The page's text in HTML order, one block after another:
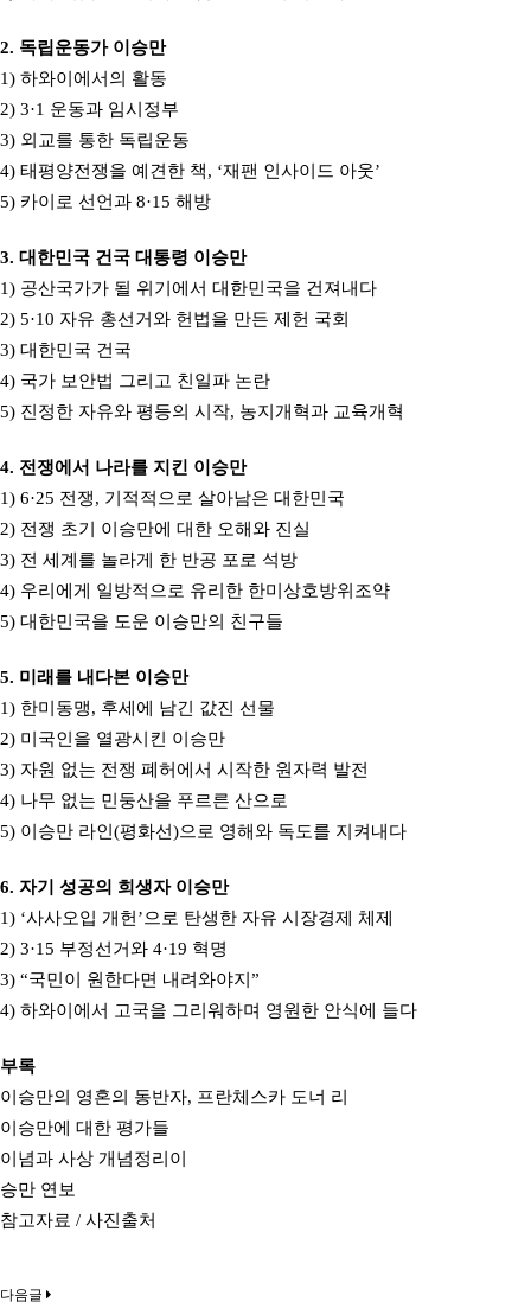
2. 독립운동가 이승만
1) 하와이에서의 활동
2) 3·1 운동과 임시정부
3) 외교를 통한 독립운동
4) 태평양전쟁을 예견한 책, ‘재팬 인사이드 아웃’
5) 카이로 선언과 8·15 해방
3. 대한민국 건국 대통령 이승만
1) 공산국가가 될 위기에서 대한민국을 건져내다
2) 5·10 자유 총선거와 헌법을 만든 제헌 국회
3) 대한민국 건국
4) 국가 보안법 그리고 친일파 논란
5) 진정한 자유와 평등의 시작, 농지개혁과 교육개혁
4. 전쟁에서 나라를 지킨 이승만
1) 6·25 전쟁, 기적적으로 살아남은 대한민국
2) 전쟁 초기 이승만에 대한 오해와 진실
3) 전 세계를 놀라게 한 반공 포로 석방
4) 우리에게 일방적으로 유리한 한미상호방위조약
5) 대한민국을 도운 이승만의 친구들
5. 미래를 내다본 이승만
1) 한미동맹, 후세에 남긴 값진 선물
2) 미국인을 열광시킨 이승만
3) 자원 없는 전쟁 폐허에서 시작한 원자력 발전
4) 나무 없는 민둥산을 푸르른 산으로
5) 이승만 라인(평화선)으로 영해와 독도를 지켜내다
6. 자기 성공의 희생자 이승만
1) ‘사사오입 개헌’으로 탄생한 자유 시장경제 체제
2) 3·15 부정선거와 4·19 혁명
3) “국민이 원한다면 내려와야지”
4) 하와이에서 고국을 그리워하며 영원한 안식에 들다
부록
이승만의 영혼의 동반자, 프란체스카 도너 리
이승만에 대한 평가들
이념과 사상 개념정리이
승만 연보
참고자료 / 사진출처
다음글